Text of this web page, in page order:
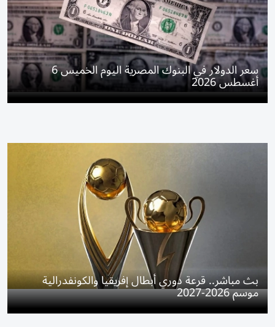
سعر الدولار في البنوك المصرية اليوم الخميس 6
أغسطس 2026
بث مباشر.. قرعة دوري أبطال إفريقيا والكونفدرالية
موسم 2026-2027